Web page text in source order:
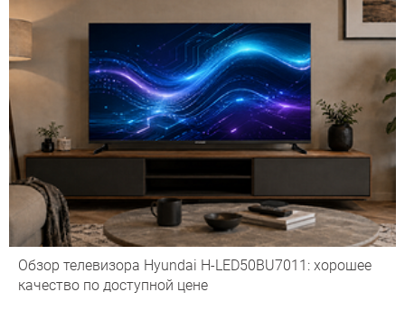
Обзор телевизора Hyundai H-LED50BU7011: хорошее
качество по доступной цене